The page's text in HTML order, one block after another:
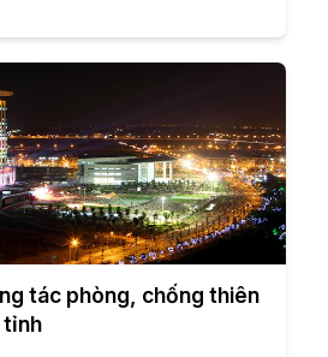
tác phòng, chống thiên
tỉnh